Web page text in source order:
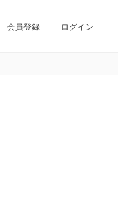
会員登録 ログイン